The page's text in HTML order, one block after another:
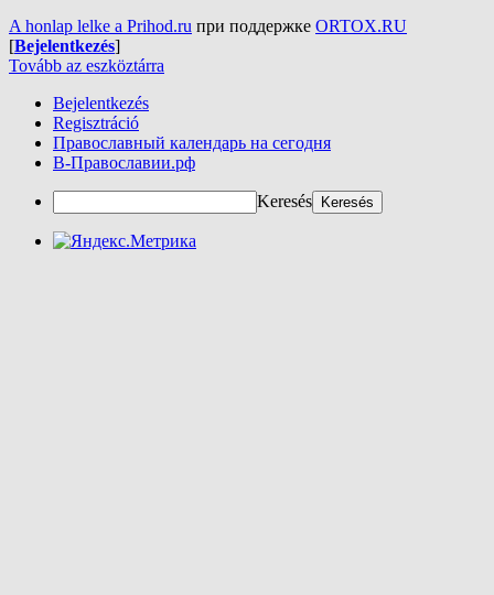
A honlap lelke a Prihod.ru при поддержке ORTOX.RU
[Bejelentkezés]
Tovább az eszköztárra
Bejelentkezés
Regisztráció
Православный календарь на сегодня
В-Православии.рф
Keresés